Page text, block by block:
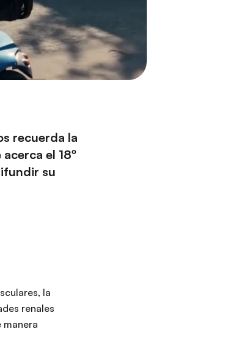
recuerda la
el 18º
su
la
renales
manera